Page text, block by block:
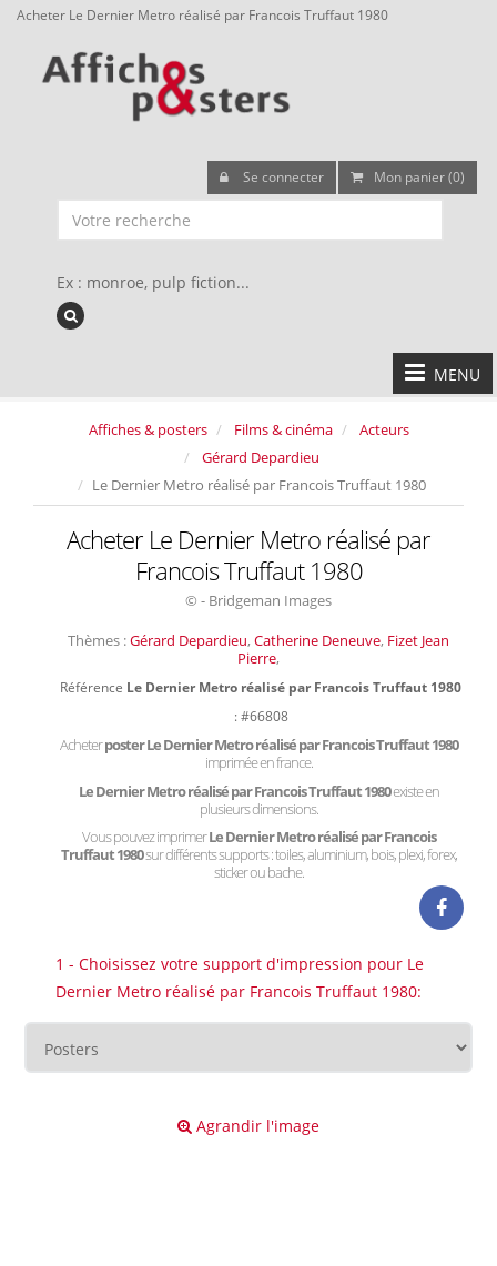
Acheter Le Dernier Metro réalisé par Francois Truffaut 1980
Se connecter Mon panier (0)
Ex : monroe, pulp fiction...
MENU
Affiches & posters Films & cinéma
Acteurs
Gérard Depardieu
Le Dernier Metro réalisé par Francois Truffaut 1980
Acheter Le Dernier Metro réalisé par
Francois Truffaut 1980
© - Bridgeman Images
Thèmes :Gérard Depardieu, Catherine Deneuve, Fizet Jean
Pierre,
Référence Le Dernier Metro réalisé par Francois Truffaut 1980
: #66808
Acheterposter Le Dernier Metro réalisé par Francois Truffaut 1980
imprimée en france.
Le Dernier Metro réalisé par Francois Truffaut 1980existe en
plusieurs dimensions.
Vous pouvez imprimerLe Dernier Metro réalisé par Francois
Truffaut 1980sur différents supports : toiles, aluminium, bois, plexi, forex,
sticker ou bache.
1 - Choisissez votre support d'impression pour Le
Dernier Metro réalisé par Francois Truffaut 1980:
Agrandir l'image